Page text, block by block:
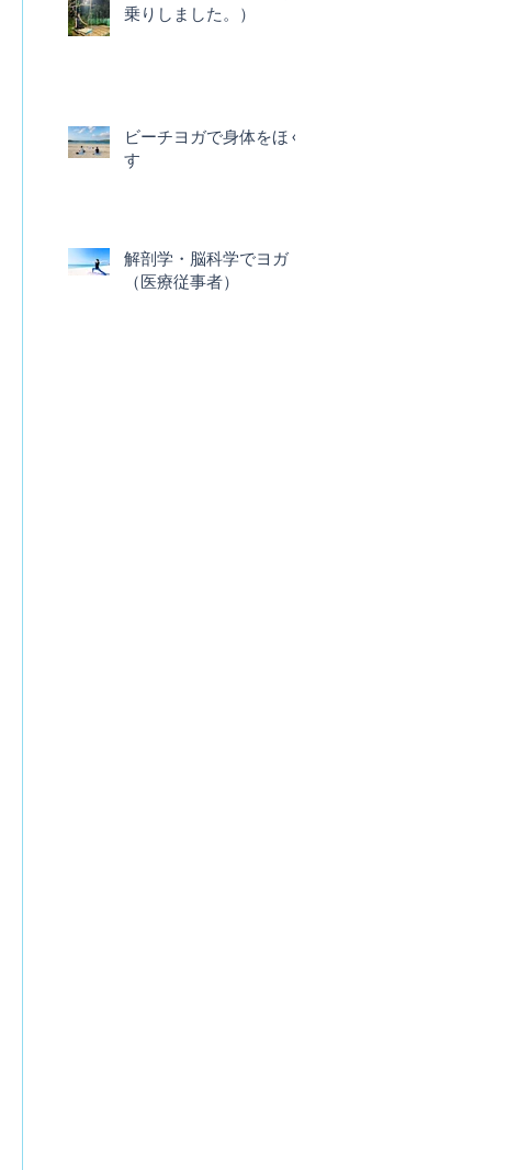
乗りしました。）
ビーチヨガで身体をほぐ
す
解剖学・脳科学でヨガ
（医療従事者）